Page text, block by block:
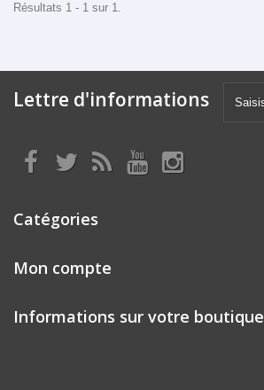
Résultats 1 - 1 sur 1.
Lettre d'informations
Catégories
Mon compte
Informations sur votre boutique